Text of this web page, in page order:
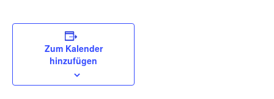
Zum Kalender
hinzufügen